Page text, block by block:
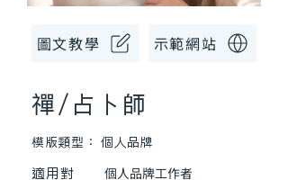
圖文教學 示範網站
禪/占卜師
模版類型： 個人品牌
適用對
個人品牌工作者